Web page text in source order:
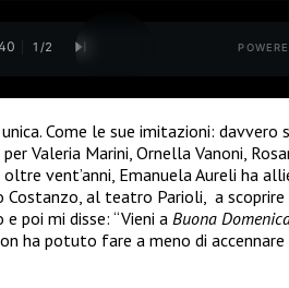
1 /2
Come le sue imitazioni: davvero
per Valeria Marini, Ornella Vanoni,
oltre vent’anni, Emanuela Aureli ha
Costanzo, al teatro Parioli, a
poi mi disse: “Vieni a Buona
ha potuto fare a meno di